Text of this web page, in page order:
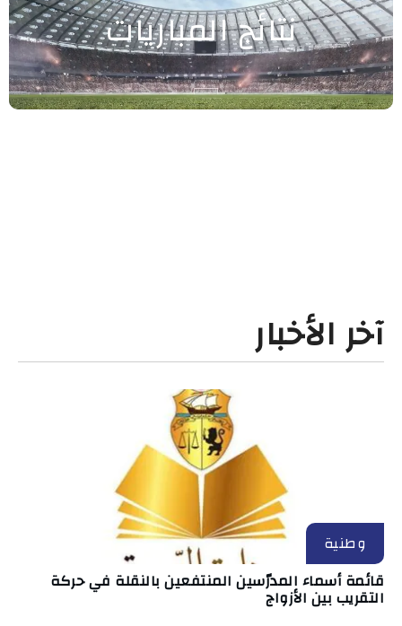
نتائج المباريات
آخر الأخبار
وطنية
قائمة أسماء المدرّسين المنتفعين بالنقلة في حركة
التقريب بين الأزواج